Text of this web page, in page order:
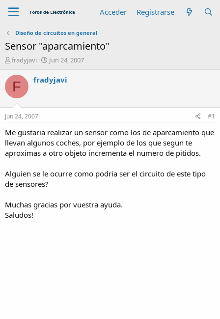
Acceder Registrarse
Diseño de circuitos en general
Sensor "aparcamiento"
A
t
o
r
fradyjavi
F
c
h
n
c
i
Jun 24, 2007
F fradyjavi
Jun 24, 2007 #1
Me gustaria realizar un sensor como los de aparcamiento que
llevan algunos coches, por ejemplo de los que segun te
aproximas a otro objeto incrementa el numero de pitidos.
Alguien se le ocurre como podria ser el circuito de este tipo
de sensores?
Muchas gracias por vuestra ayuda.
Saludos!